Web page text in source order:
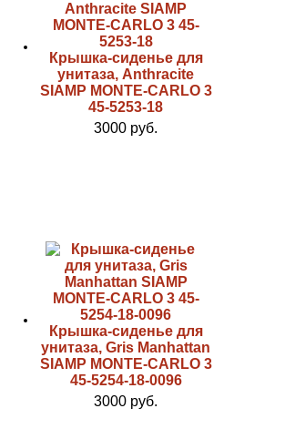
Крышка-сиденье для
унитаза, Anthracite
SIAMP MONTE-CARLO 3
45-5253-18
3000 руб.
Крышка-сиденье для
унитаза, Gris Manhattan
SIAMP MONTE-CARLO 3
45-5254-18-0096
3000 руб.